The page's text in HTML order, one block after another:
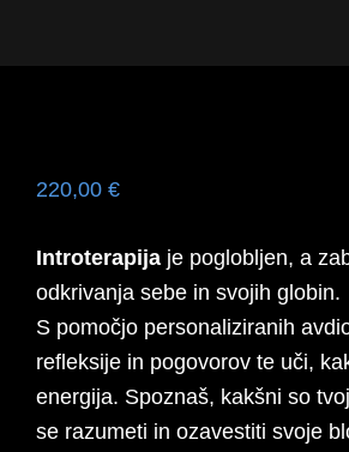
svet
220,00 €
Introterapija je poglobljen, a
odkrivanja sebe in svojih globin.
S pomočjo personaliziranih
refleksije in pogovorov te uči,
energija. Spoznaš, kakšni so
se razumeti in ozavestiti svoje